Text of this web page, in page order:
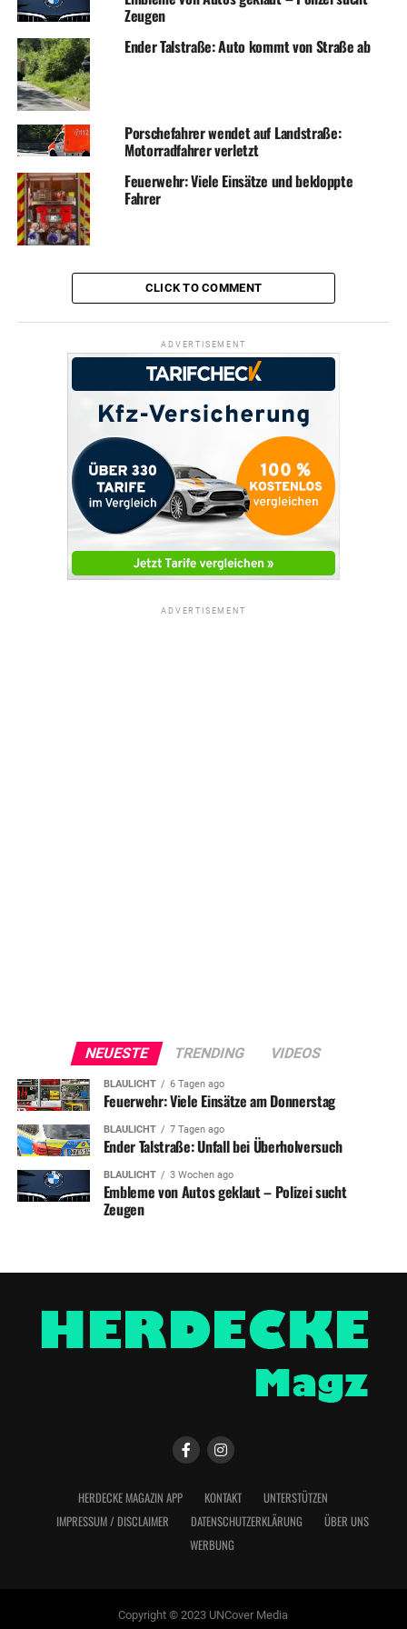
Zeugen
Ender Talstraße: Auto kommt von Straße ab
Porschefahrer wendet auf Landstraße:
Motorradfahrer verletzt
Feuerwehr: Viele Einsätze und bekloppte
Fahrer
CLICK TO COMMENT
ADVERTISEMENT
ADVERTISEMENT
NEUESTE TRENDING VIDEOS
BLAULICHT 6 Tagen ago
Feuerwehr: Viele Einsätze am Donnerstag
BLAULICHT 7 Tagen ago
Ender Talstraße: Unfall bei Überholversuch
BLAULICHT 3 Wochen ago
Embleme von Autos geklaut – Polizei sucht
Zeugen
HERDECKE MAGAZIN APP KONTAKT
UNTERSTÜTZEN
IMPRESSUM / DISCLAIMER
DATENSCHUTZERKLÄRUNG
ÜBER UNS
WERBUNG
Copyright © 2023 UNCover Media